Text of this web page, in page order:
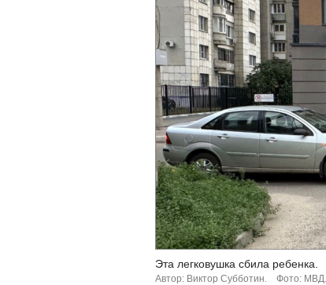
Эта легковушка сбила ребенка.
Автор: Виктор Субботин. Фото: МВД.